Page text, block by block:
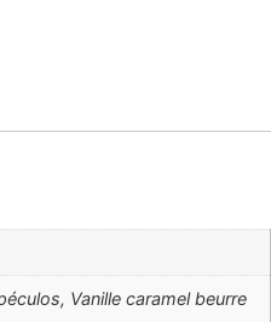
Vanille caramel beurre